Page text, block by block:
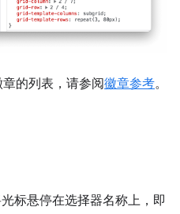
的列表，请参阅徽章参考。
标悬停在选择器名称上，即